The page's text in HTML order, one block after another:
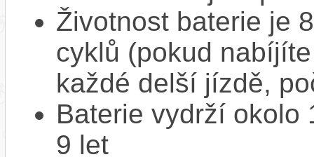
Životnost baterie je
cyklů (pokud
každé delší jízdě,
Baterie vydrží okolo
9 let